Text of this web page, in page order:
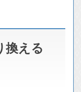
換える